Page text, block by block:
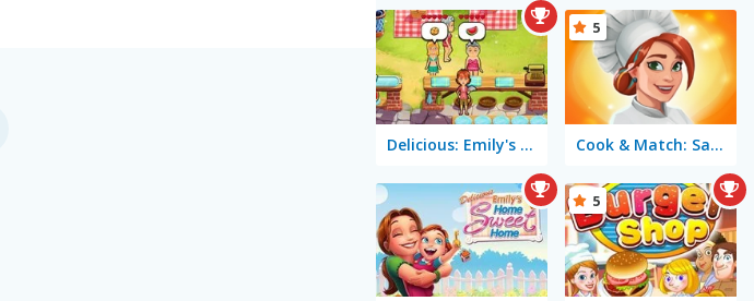
Delicious: Emily's Hopes & Fears Cook & Match: Sara's Adventure
5
5